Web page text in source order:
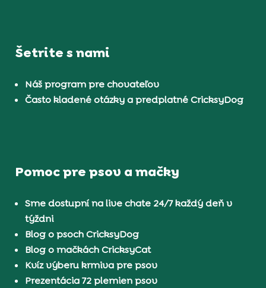
Šetrite s nami
Náš program pre chovateľov
Často kladené otázky a predplatné CricksyDog
Pomoc pre psov a mačky
Sme dostupní na live chate 24/7 každý deň v
týždni
Blog o psoch CricksyDog
Blog o mačkách CricksyCat
Kvíz výberu krmiva pre psov
Prezentácia 72 plemien psov